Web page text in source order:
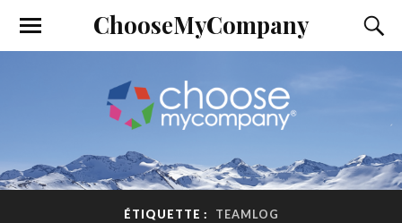
ChooseMyCompany
ÉTIQUETTE : TEAMLOG